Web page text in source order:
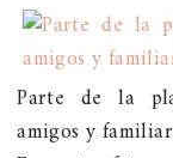
Parte de la
amigos y